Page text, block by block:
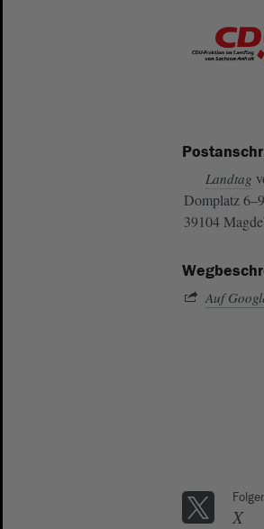
Landtag
Domplatz 6–9
39104
Auf
X